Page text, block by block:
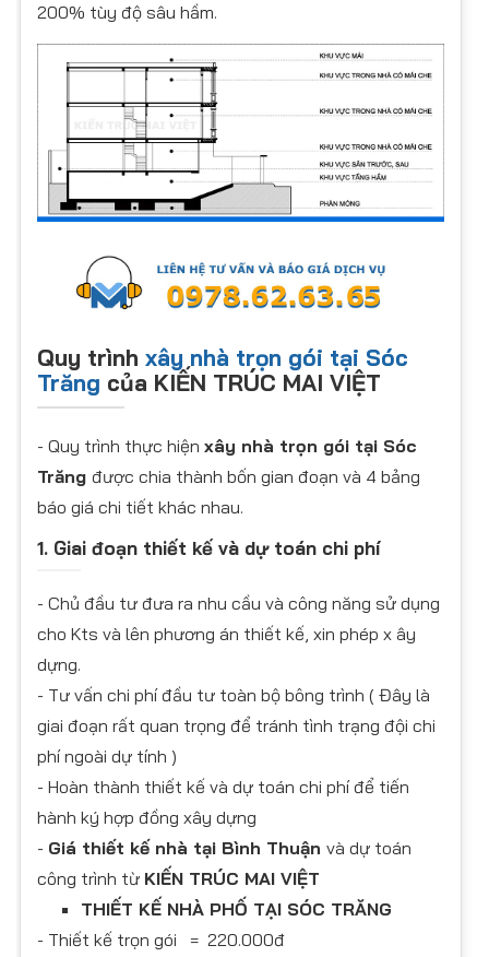
200% tùy độ sâu hầm.
Quy trình xây nhà trọn gói tại Sóc
Trăng của KIẾN TRÚC MAI VIỆT
- Quy trình thực hiện xây nhà trọn gói tại Sóc
Trăng được chia thành bốn gian đoạn và 4 bảng
báo giá chi tiết khác nhau.
1. Giai đoạn thiết kế và dự toán chi phí
- Chủ đầu tư đưa ra nhu cầu và công năng sử dụng
cho Kts và lên phương án thiết kế, xin phép x ây
dựng.
- Tư vấn chi phí đầu tư toàn bộ bông trình ( Đây là
giai đoạn rất quan trọng để tránh tình trạng đội chi
phí ngoài dự tính )
- Hoàn thành thiết kế và dự toán chi phí để tiến
hành ký hợp đồng xây dựng
- Giá thiết kế nhà tại Bình Thuận và dự toán
công trình từ KIẾN TRÚC MAI VIỆT
THIẾT KẾ NHÀ PHỐ TẠI SÓC TRĂNG
- Thiết kế trọn gói = 220.000đ